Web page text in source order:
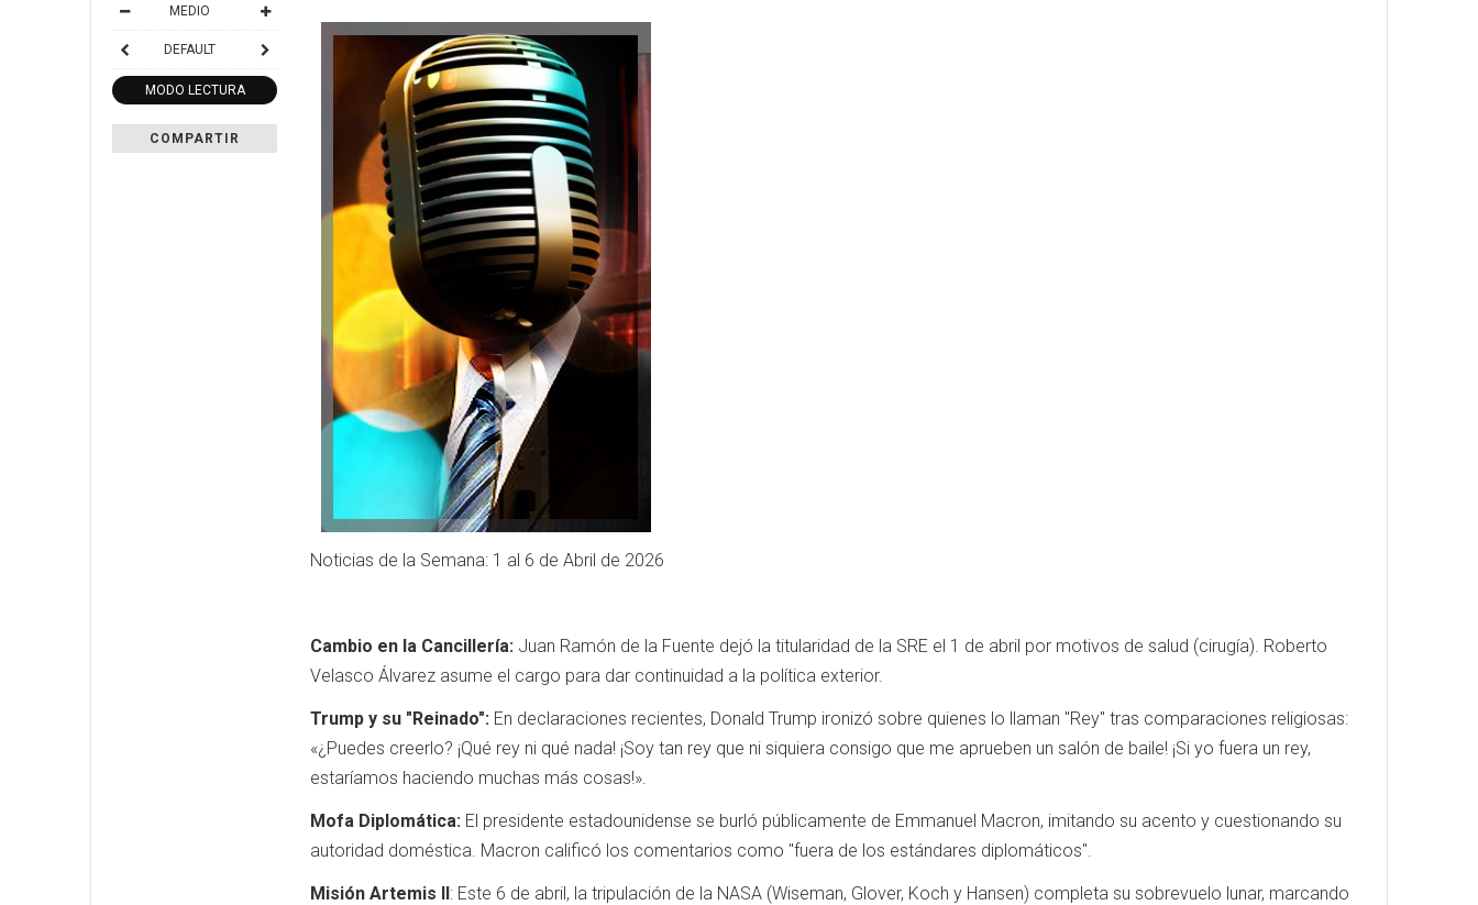
MEDIO
DEFAULT
MODO LECTURA
COMPARTIR
Noticias de la Semana: 1 al 6 de Abril de 2026
Cambio en la Cancillería: Juan Ramón de la Fuente dejó la titularidad de la SRE el 1 de abril por motivos de salud (cirugía). Roberto
Velasco Álvarez asume el cargo para dar continuidad a la política exterior.
Trump y su "Reinado": En declaraciones recientes, Donald Trump ironizó sobre quienes lo llaman "Rey" tras comparaciones religiosas:
«¿Puedes creerlo? ¡Qué rey ni qué nada! ¡Soy tan rey que ni siquiera consigo que me aprueben un salón de baile! ¡Si yo fuera un rey,
estaríamos haciendo muchas más cosas!».
Mofa Diplomática: El presidente estadounidense se burló públicamente de Emmanuel Macron, imitando su acento y cuestionando su
autoridad doméstica. Macron calificó los comentarios como "fuera de los estándares diplomáticos".
Misión Artemis II: Este 6 de abril, la tripulación de la NASA (Wiseman, Glover, Koch y Hansen) completa su sobrevuelo lunar, marcando